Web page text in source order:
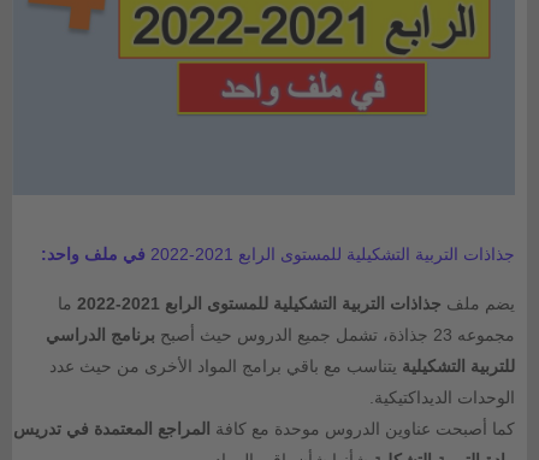
جذاذات التربية التشكيلية للمستوى الرابع 2021-2022 في ملف واحد:
يضم ملف جذاذات التربية التشكيلية للمستوى الرابع 2021-2022
ما
مجموعه 23 جذاذة، تشمل جميع الدروس حيث أصبح
برنامج الدراسي
للتربية التشكيلية يتناسب مع باقي برامج المواد الأخرى من حيث عدد
الوحدات الديداكتيكية.
كما أصبحت عناوين الدروس موحدة مع كافة المراجع المعتمدة في تدريس